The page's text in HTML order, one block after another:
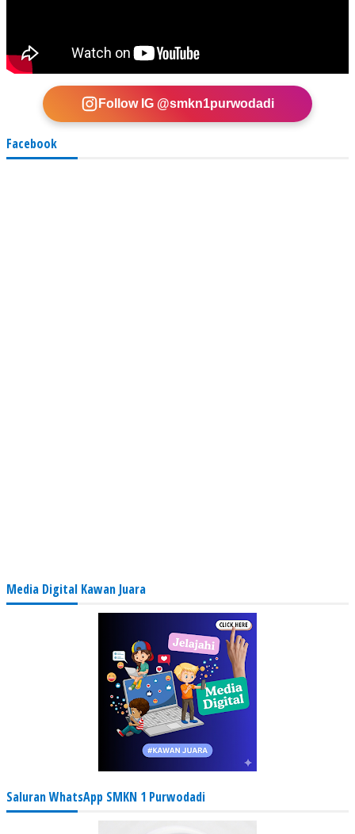
Follow IG @smkn1purwodadi
Facebook
Media Digital Kawan Juara
Saluran WhatsApp SMKN 1 Purwodadi